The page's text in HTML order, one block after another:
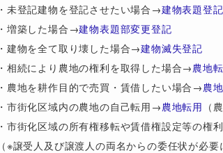
・未登記建物を登記させたい場合→建物表題登記
・増築した場合→建物表題部変更登記
・建物を全て取り壊した場合→建物滅失登記
・相続により農地の権利を取得した場合→農地
・農地を耕作目的で売買・賃借したい場合→農
・市街化区域内の農地の自己転用→農地転用 （
・市街化区域の所有権移転や賃借権設定等の権
（※譲受人及び譲渡人の両名からの委任状が必要